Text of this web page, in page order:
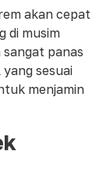
akan cepat
di musim
panas
sesuai
menjamin